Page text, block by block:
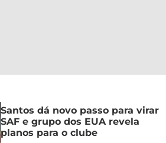
Santos dá novo passo para virar
SAF e grupo dos EUA revela
planos para o clube